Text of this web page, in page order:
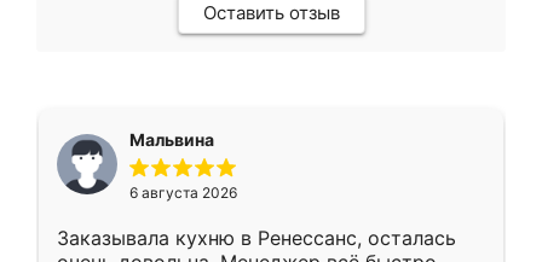
Оставить отзыв
Мальвина
6 августа 2026
Заказывала кухню в Ренессанс, осталась